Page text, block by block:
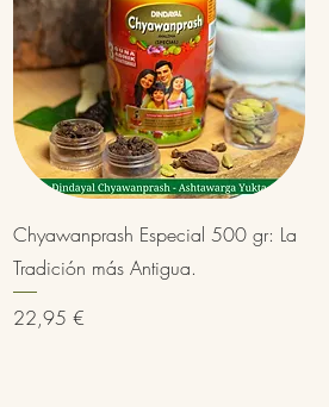
Vista rápida
Chyawanprash Especial 500 gr: La
Tradición más Antigua.
Precio
22,95 €